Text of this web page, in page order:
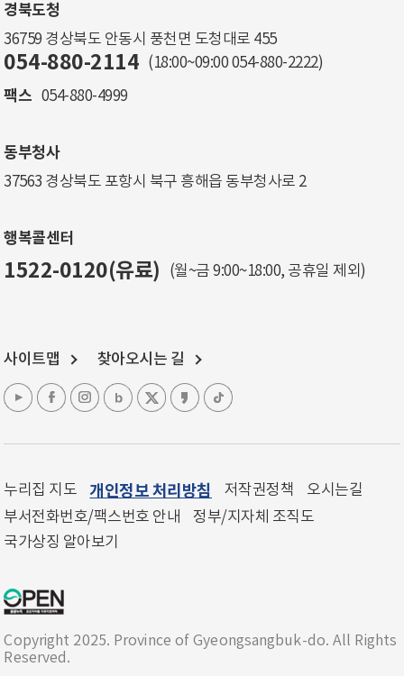
경북도청
36759 경상북도 안동시 풍천면 도청대로 455
054-880-2114 (18:00~09:00 054-880-2222)
팩스 054-880-4999
동부청사
37563 경상북도 포항시 북구 흥해읍 동부청사로 2
행복콜센터
1522-0120(유료) (월~금 9:00~18:00, 공휴일 제외)
사이트맵 찾아오시는 길
누리집 지도 개인정보 처리방침 저작권정책
오시는길
부서전화번호/팩스번호 안내
정부/지자체 조직도
국가상징 알아보기
Copyright 2025. Province of Gyeongsangbuk-do. All Rights
Reserved.